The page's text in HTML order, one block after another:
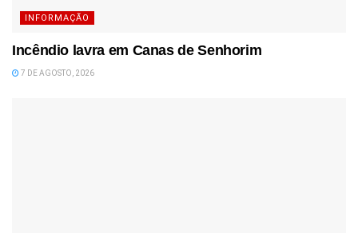
INFORMAÇÃO
Incêndio lavra em Canas de Senhorim
7 DE AGOSTO, 2026